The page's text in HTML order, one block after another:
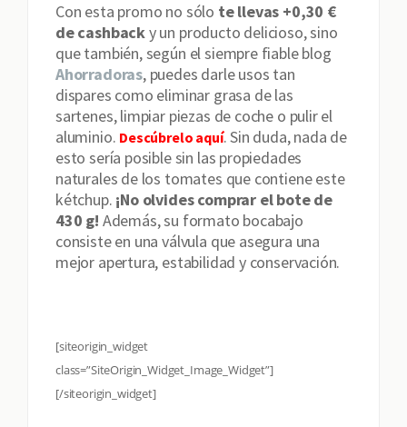
Con esta promo no sólo te llevas +0,30 €
de cashbacky un producto delicioso, sino
que también, según el siempre fiable blog
Ahorradoras, puedes darle usos tan
dispares como eliminar grasa de las
sartenes, limpiar piezas de coche o pulir el
aluminio. Descúbrelo aquí. Sin duda, nada de
esto sería posible sin las propiedades
naturales de los tomates que contiene este
kétchup. ¡No olvides comprar el bote de
430 g! Además, su formato bocabajo
consiste en una válvula que asegura una
mejor apertura, estabilidad y conservación.
[siteorigin_widget
class=”SiteOrigin_Widget_Image_Widget”]
[/siteorigin_widget]